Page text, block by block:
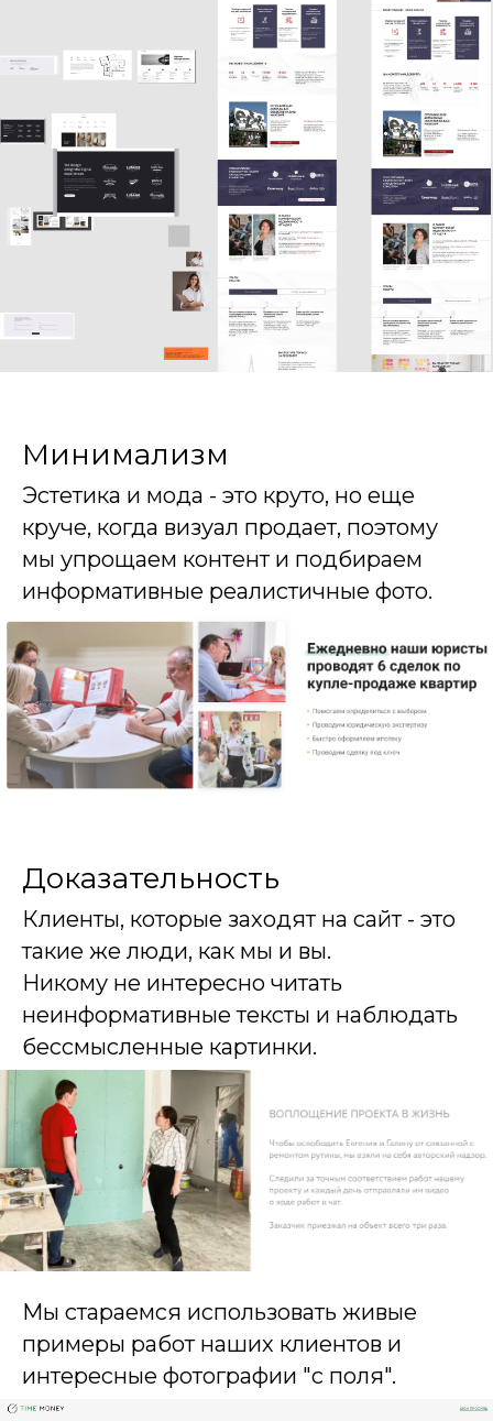
Минимализм
Эстетика и мода - это круто, но еще
круче, когда визуал продает, поэтому
мы упрощаем контент и подбираем
информативные реалистичные фото.
Доказательность
Клиенты, которые заходят на сайт - это
такие же люди, как мы и вы.
Никому не интересно читать
неинформативные тексты и наблюдать
бессмысленные картинки.
Мы стараемся использовать живые
примеры работ наших клиентов и
интересные фотографии "с поля".